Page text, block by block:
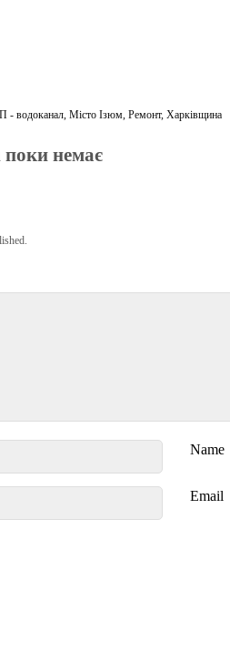
- водоканал ,Місто Ізюм ,Ремонт,Харківщина
поки немає
Name
Email